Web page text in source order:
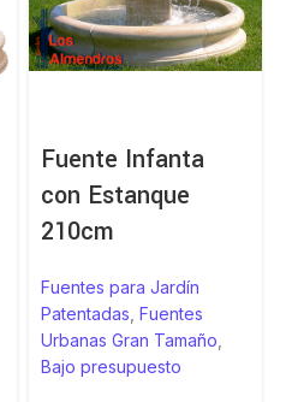
Fuente Infanta
con Estanque
210cm
Fuentes para Jardín
Patentadas Fuentes
Urbanas Gran Tamaño
Bajo presupuesto